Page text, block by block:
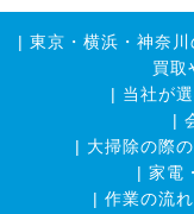
| 東京・横浜・神奈
買取
| 当社が
|
| 大掃除の際
| 家電
| 作業の流れ